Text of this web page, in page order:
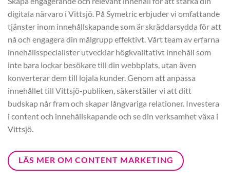
digitala närvaro i Vittsjö. På Symetric erbjuder vi omfattande
tjänster inom innehållskapande som är skräddarsydda för att
nå och engagera din målgrupp effektivt. Vårt team av erfarna
innehållsspecialister utvecklar högkvalitativt innehåll som
inte bara lockar besökare till din webbplats, utan även
konverterar dem till lojala kunder. Genom att anpassa
innehållet till Vittsjö-publiken, säkerställer vi att ditt
budskap når fram och skapar långvariga relationer. Investera
i content och innehållskapande och se din verksamhet växa i
Vittsjö.
LÄS MER OM CONTENT MARKETING